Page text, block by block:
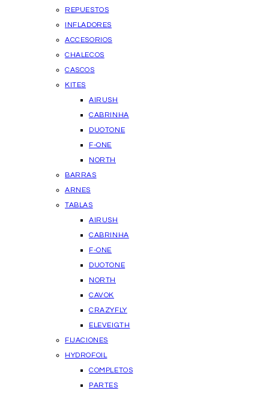
REPUESTOS
INFLADORES
ACCESORIOS
CHALECOS
CASCOS
KITES
AIRUSH
CABRINHA
DUOTONE
F-ONE
NORTH
BARRAS
ARNES
TABLAS
AIRUSH
CABRINHA
F-ONE
DUOTONE
NORTH
CAVOK
CRAZYFLY
ELEVEIGTH
FIJACIONES
HYDROFOIL
COMPLETOS
PARTES